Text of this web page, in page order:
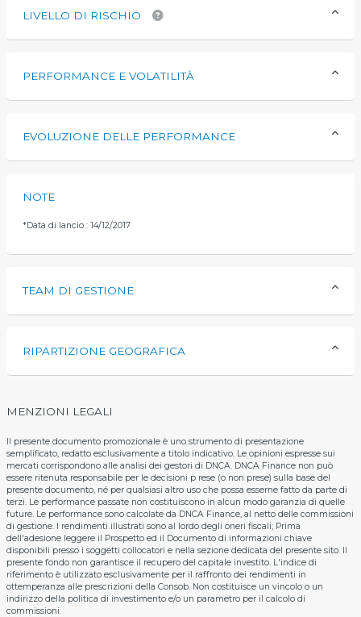
LIVELLO DI RISCHIO
PERFORMANCE E VOLATILITÀ
EVOLUZIONE DELLE PERFORMANCE
NOTE
*Data di lancio : 14/12/2017
TEAM DI GESTIONE
RIPARTIZIONE GEOGRAFICA
MENZIONI LEGALI
Il presente documento promozionale è uno strumento di presentazione
semplificato, redatto esclusivamente a titolo indicativo. Le opinioni espresse sui
mercati corrispondono alle analisi dei gestori di DNCA. DNCA Finance non può
essere ritenuta responsabile per le decisioni p rese (o non prese) sulla base del
presente documento, né per qualsiasi altro uso che possa esserne fatto da parte di
terzi. Le performance passate non costituiscono in alcun modo garanzia di quelle
future. Le performance sono calcolate da DNCA Finance, al netto delle commissioni
di gestione. I rendimenti illustrati sono al lordo degli oneri fiscali; Prima
dell'adesione leggere il Prospetto ed il Documento di informazioni chiave
disponibili presso i soggetti collocatori e nella sezione dedicata del presente sito. Il
presente fondo non garantisce il recupero del capitale investito. L'indice di
riferimento è utilizzato esclusivamente per il raffronto dei rendimenti in
ottemperanza alle prescrizioni della Consob. Non costituisce un vincolo o un
indirizzo della politica di investimento e/o un parametro per il calcolo di
commissioni.